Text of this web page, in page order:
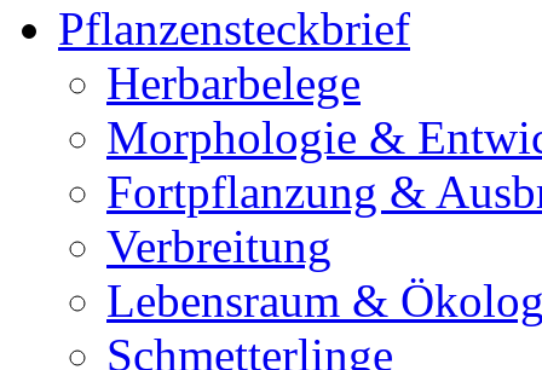
Pflanzensteckbrief
Herbarbelege
Morphologie &
Fortpflanzung &
Verbreitung
Lebensraum &
Schmetterlinge